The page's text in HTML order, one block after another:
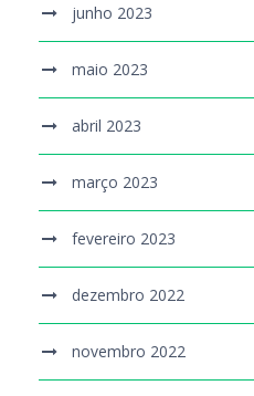
junho 2023
maio 2023
abril 2023
março 2023
fevereiro 2023
dezembro 2022
novembro 2022